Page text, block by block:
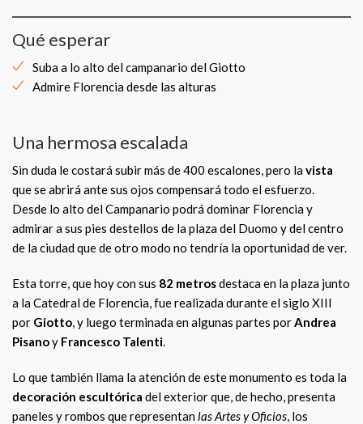
Qué esperar
Suba a lo alto del campanario del Giotto
Admire Florencia desde las alturas
Una hermosa escalada
Sin duda le costará subir más de 400 escalones, pero lavista
que se abrirá ante sus ojos compensará todo el esfuerzo.
Desde lo alto del Campanario podrá dominar Florencia y
admirar a sus pies destellos de la plaza del Duomo y del centro
de la ciudad que de otro modo no tendría la oportunidad de ver.
Esta torre, que hoy con sus 82 metrosdestaca en la plaza junto
a la Catedral de Florencia, fue realizada durante el siglo XIII
por Giotto,y luego terminada en algunas partes porAndrea
Pisanoy Francesco Talenti.
Lo que también llama la atención de este monumento es toda la
decoración escultórica del exterior que, de hecho, presenta
paneles y rombos que representanlas Artes y Oficios, los